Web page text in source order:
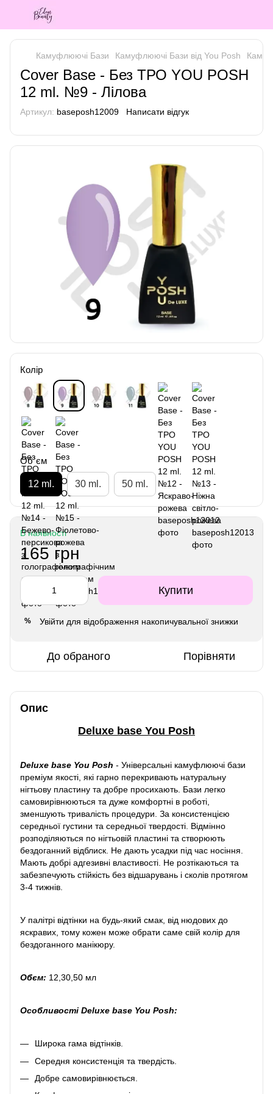
Камуфлюючі Бази Камуфлюючі Бази від You Posh
Cover Base - Без ТРО YOU POSH
12 ml. №9 - Лілова
Артикул: baseposh12009 Написати відгук
Колір
Об`єм
12 ml. 30 ml. 50 ml.
В наявності
165 грн
Купити
% Увійти для відображення накопичувальної знижки
До обраного Порівняти
Опис
Deluxe base You Posh
Deluxe base You Posh - Універсальні камуфлюючі бази
преміум якості, які гарно перекривають натуральну
нігтьову пластину та добре просихають. Бази легко
самовирівнюються та дуже комфортні в роботі,
зменшують тривалість процедури. За консистенцією
середньої густини та середньої твердості. Відмінно
розподіляються по нігтьовій пластині та створюють
бездоганний відблиск. Не дають усадки під час носіння.
Мають добрі адгезивні властивості. Не розтікаються та
забезпечують стійкість без відшарувань і сколів протягом
3-4 тижнів.
У палітрі відтінки на будь-який смак, від нюдових до
яскравих, тому кожен може обрати саме свій колір для
бездоганного манікюру.
Обєм: 12,30,50 мл
Особливості Deluxe base You Posh:
Широка гама відтінків.
Середня консистенція та твердість.
Добре самовирівнюється.